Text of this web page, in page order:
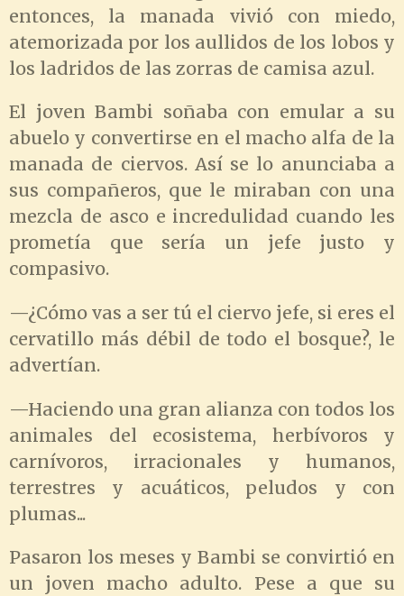
entonces, la manada vivió con miedo,
atemorizada por los aullidos de los lobos y
los ladridos de las zorras de camisa azul.
El joven Bambi soñaba con emular a su
abuelo y convertirse en el macho alfa de la
manada de ciervos. Así se lo anunciaba a
sus compañeros, que le miraban con una
mezcla de asco e incredulidad cuando les
prometía que sería un jefe justo y
compasivo.
—¿Cómo vas a ser tú el ciervo jefe, si eres el
cervatillo más débil de todo el bosque?, le
advertían.
—Haciendo una gran alianza con todos los
animales del ecosistema, herbívoros y
carnívoros, irracionales y humanos,
terrestres y acuáticos, peludos y con
plumas...
Pasaron los meses y Bambi se convirtió en
un joven macho adulto. Pese a que su